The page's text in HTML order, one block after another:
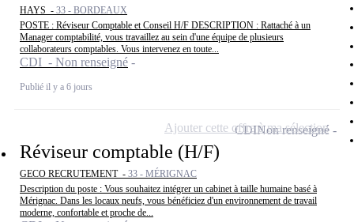
HAYS - 33 - BORDEAUX
POSTE : Réviseur Comptable et Conseil H/F DESCRIPTION : Rattaché à un
Manager comptabilité, vous travaillez au sein d'une équipe de plusieurs
collaborateurs comptables. Vous intervenez en toute...
CDI - Non renseigné
Publié il y a 6 jours
Réviseur comptable (H/F)
GECO RECRUTEMENT - 33 - MÉRIGNAC
Description du poste : Vous souhaitez intégrer un cabinet à taille humaine basé à
Mérignac. Dans les locaux neufs, vous bénéficiez d'un environnement de travail
moderne, confortable et proche de...
CDINon renseigné
Ajouter cette offre à ma sélection